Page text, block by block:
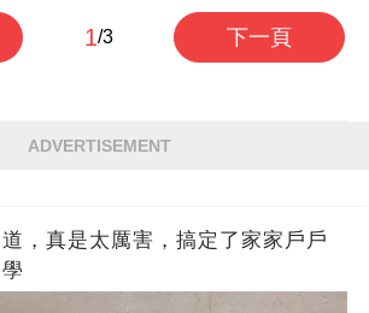
1/3 下一頁
ADVERTISEMENT
，真是太厲害，搞定了家家戶戶